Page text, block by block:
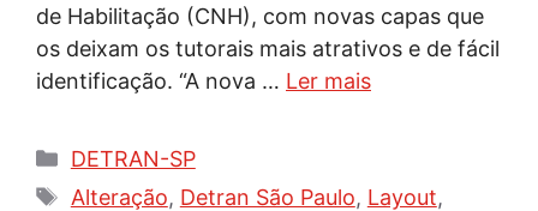
de Habilitação (CNH), com novas capas que
os deixam os tutorais mais atrativos e de fácil
identificação. “A nova … Ler mais
Categorias
DETRAN-SP
Tags
Alteração, Detran São Paulo, Layout,